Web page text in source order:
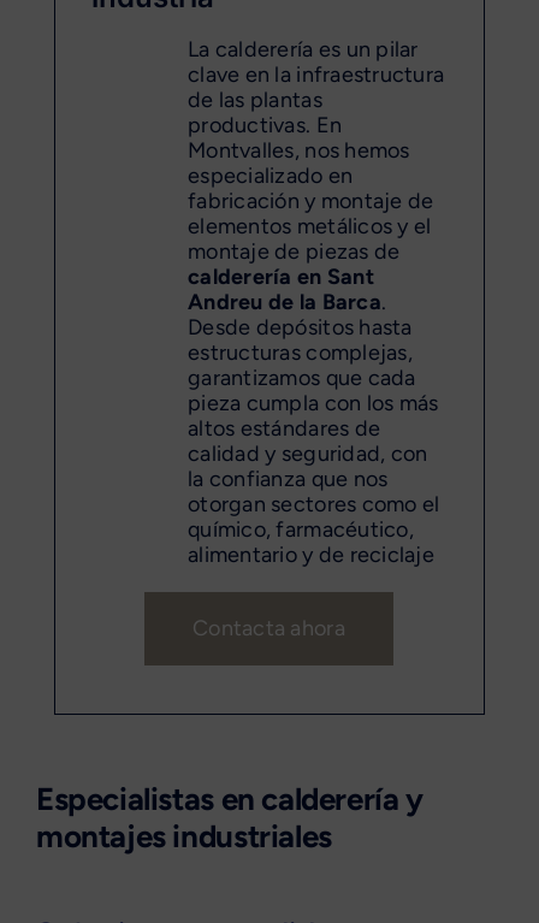
La calderería es un pilar
clave en la infraestructura
de las plantas
productivas. En
Montvalles, nos hemos
especializado en
fabricación y montaje de
elementos metálicos y el
montaje de piezas de
calderería en Sant
Andreu de la Barca.
Desde depósitos hasta
estructuras complejas,
garantizamos que cada
pieza cumpla con los más
altos estándares de
calidad y seguridad, con
la confianza que nos
otorgan sectores como el
químico, farmacéutico,
alimentario y de reciclaje
Contacta ahora
Especialistas en calderería y
montajes industriales